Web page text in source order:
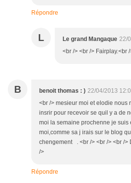
Répondre
L Le grand Mangaque 22/
<br /> <br /> Fairplay.<br
B benoit thomas : ) 22/04/2013
<br /> mesieur moi et elodie nous
insrir pour recevoir se quil y a de
moi la semaine prochenne je suis
moi,comme sa j irais sur le blog
chengement . <br /> <br /> <br />
/>
Répondre